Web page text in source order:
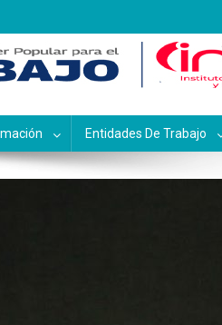
Capacitación y
Entidades De Trabajo